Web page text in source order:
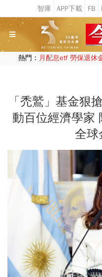
熱門： 月配息etf 勞保退休
「禿鷲」基金
動百位經濟學家
全球